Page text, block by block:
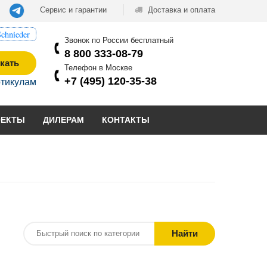
Сервис и гарантии Доставка и оплата
Звонок по России бесплатный
8 800 333-08-79
Телефон в Москве
+7 (495) 120-35-38
ДИЛЕРАМ КОНТАКТЫ
Найти